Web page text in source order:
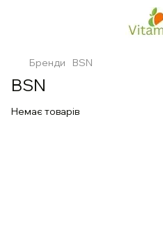
Бренди BSN
BSN
Немає товарів